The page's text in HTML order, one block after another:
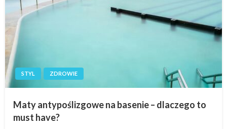
STYL ZDROWIE
Maty antypoślizgowe na basenie – dlaczego to
must have?